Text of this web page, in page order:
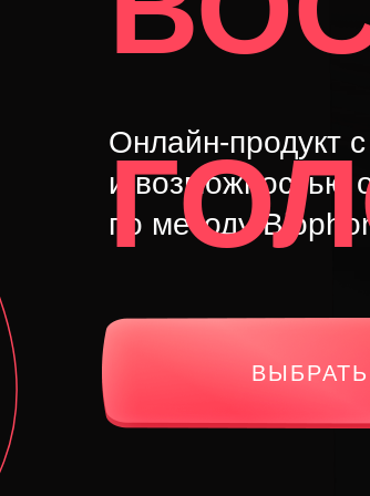
Онлайн-продукт с
и возможностью
по методу